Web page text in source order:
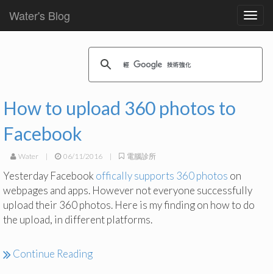
Water's Blog
How to upload 360 photos to
Facebook
Water | 06/11/2016 | 電腦診所
Yesterday Facebook offically supports 360 photos on
webpages and apps. However not everyone successfully
upload their 360 photos. Here is my finding on how to do
the upload, in different platforms.
Continue Reading